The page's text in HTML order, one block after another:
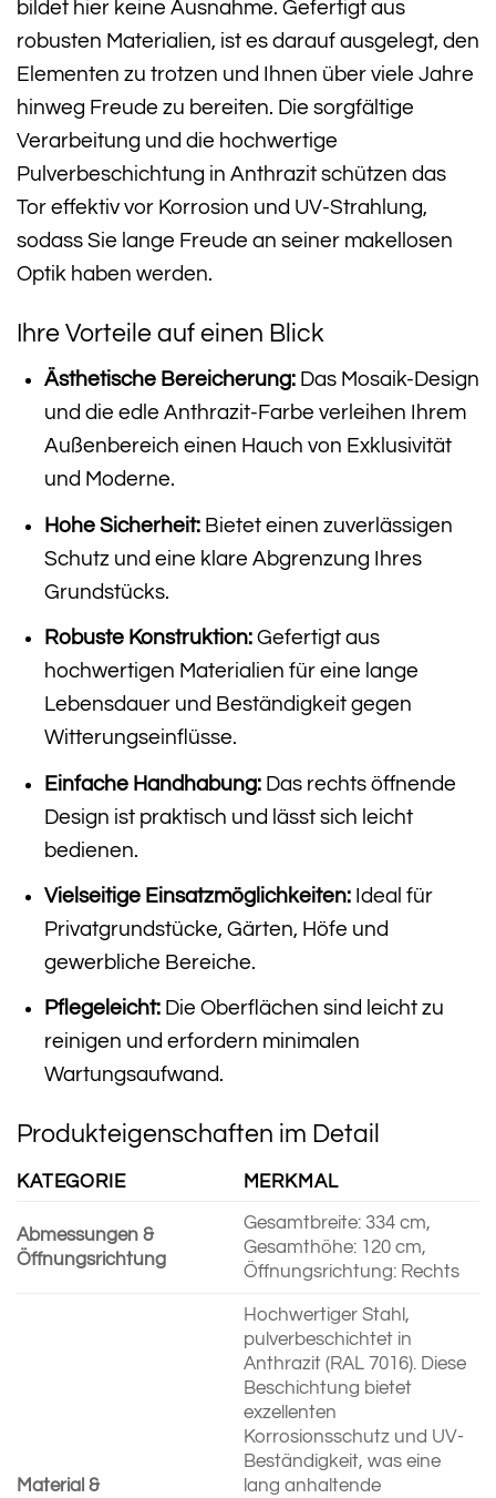
bildet hier keine Ausnahme. Gefertigt aus
robusten Materialien, ist es darauf ausgelegt, den
Elementen zu trotzen und Ihnen über viele Jahre
hinweg Freude zu bereiten. Die sorgfältige
Verarbeitung und die hochwertige
Pulverbeschichtung in Anthrazit schützen das
Tor effektiv vor Korrosion und UV-Strahlung,
sodass Sie lange Freude an seiner makellosen
Optik haben werden.
Ihre Vorteile auf einen Blick
Ästhetische Bereicherung:Das Mosaik-Design
und die edle Anthrazit-Farbe verleihen Ihrem
Außenbereich einen Hauch von Exklusivität
und Moderne.
Hohe Sicherheit:Bietet einen zuverlässigen
Schutz und eine klare Abgrenzung Ihres
Grundstücks.
Robuste Konstruktion:Gefertigt aus
hochwertigen Materialien für eine lange
Lebensdauer und Beständigkeit gegen
Witterungseinflüsse.
Einfache Handhabung:Das rechts öffnende
Design ist praktisch und lässt sich leicht
bedienen.
Vielseitige Einsatzmöglichkeiten:Ideal für
Privatgrundstücke, Gärten, Höfe und
gewerbliche Bereiche.
Pflegeleicht:Die Oberflächen sind leicht zu
reinigen und erfordern minimalen
Wartungsaufwand.
Produkteigenschaften im Detail
KATEGORIE MERKMAL
Abmessungen &
Öffnungsrichtung
Gesamtbreite: 334 cm,
Gesamthöhe: 120 cm,
Öffnungsrichtung: Rechts
Material &
Hochwertiger Stahl,
pulverbeschichtet in
Anthrazit (RAL 7016). Diese
Beschichtung bietet
exzellenten
Korrosionsschutz und UV-
Beständigkeit, was eine
lang anhaltende